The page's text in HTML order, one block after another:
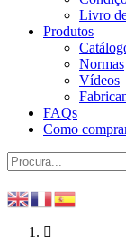
Livro
Produtos
Normas
Vídeos
FAQs
Como